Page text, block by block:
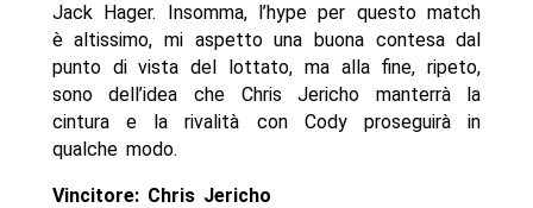
Jack Hager. Insomma, l’hype per questo match
è altissimo, mi aspetto una buona contesa dal
punto di vista del lottato, ma alla fine, ripeto,
sono dell’idea che Chris Jericho manterrà la
cintura e la rivalità con Cody proseguirà in
qualche modo.
Vincitore: Chris Jericho